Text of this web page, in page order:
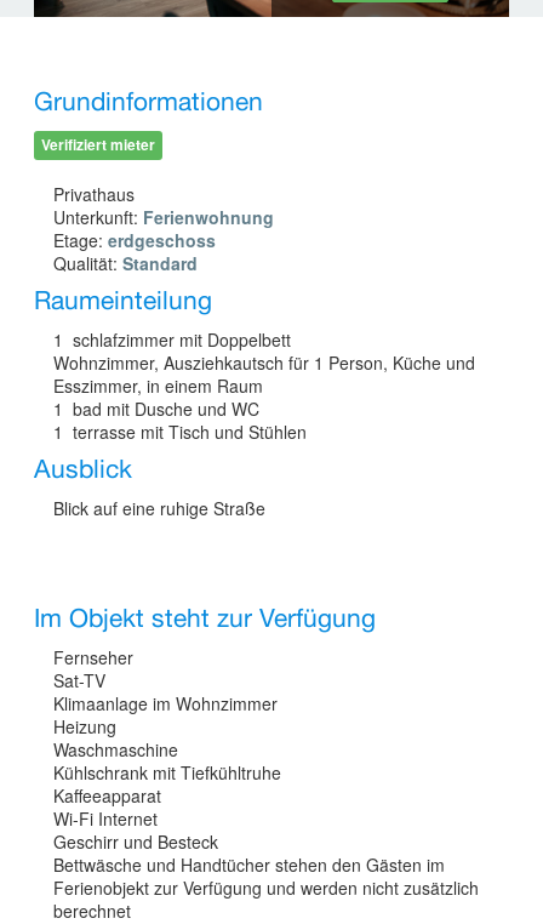
Grundinformationen
Verifiziert mieter
Privathaus
Unterkunft: Ferienwohnung
Etage: erdgeschoss
Qualität: Standard
Raumeinteilung
1 schlafzimmer mit Doppelbett
Wohnzimmer, Ausziehkautsch für 1 Person, Küche und
Esszimmer, in einem Raum
1 bad mit Dusche und WC
1 terrasse mit Tisch und Stühlen
Ausblick
Blick auf eine ruhige Straße
Im Objekt steht zur Verfügung
Fernseher
Sat-TV
Klimaanlage im Wohnzimmer
Heizung
Waschmaschine
Kühlschrank mit Tiefkühltruhe
Kaffeeapparat
Wi-Fi Internet
Geschirr und Besteck
Bettwäsche und Handtücher stehen den Gästen im
Ferienobjekt zur Verfügung und werden nicht zusätzlich
berechnet